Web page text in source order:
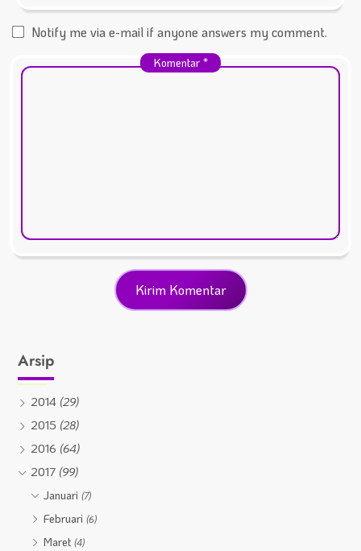
Notify me via e-mail if anyone answers my comment.
Komentar *
Arsip
2014 (29)
2015 (28)
2016 (64)
2017 (99)
Januari(7)
Februari(6)
Maret(4)